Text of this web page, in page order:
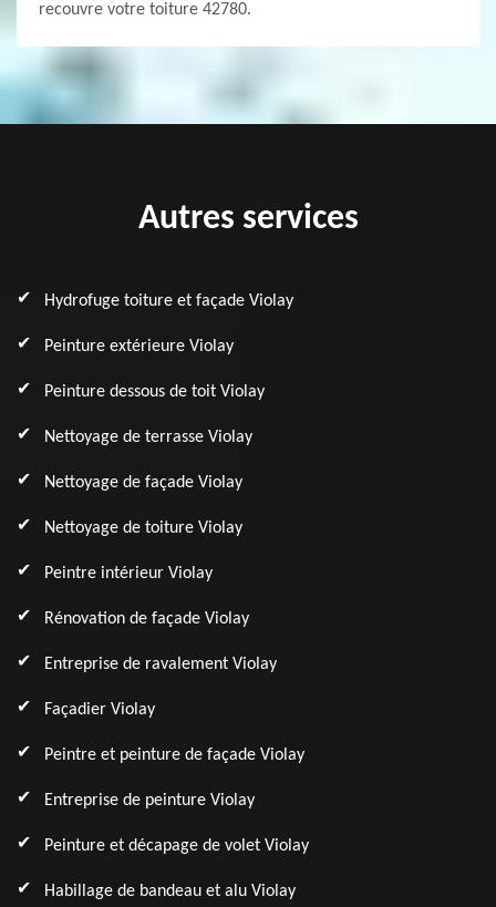
recouvre votre toiture 42780.
Autres services
Hydrofuge toiture et façade Violay
Peinture extérieure Violay
Peinture dessous de toit Violay
Nettoyage de terrasse Violay
Nettoyage de façade Violay
Nettoyage de toiture Violay
Peintre intérieur Violay
Rénovation de façade Violay
Entreprise de ravalement Violay
Façadier Violay
Peintre et peinture de façade Violay
Entreprise de peinture Violay
Peinture et décapage de volet Violay
Habillage de bandeau et alu Violay